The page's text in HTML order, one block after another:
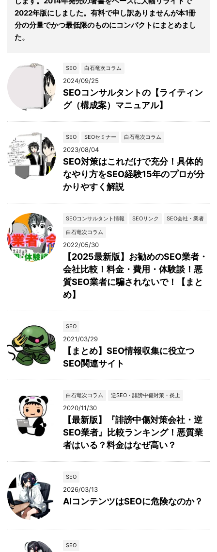
2022年版にしました。有料で申し訳ありませんが本1冊
分の分量でかつ最低限のものにコンパクトにまとめまし
た。
SEO 白石竜次コラム
2024/09/25
SEOコンサルタントの【ライティン
グ（構成案）マニュアル】
SEO SEOセミナー 白石竜次コラム
2023/08/04
SEO対策はこれだけで充分！具体的
なやり方をSEO経験15年のプロが分
かりやすく解説
SEOコンサルタント情報 SEOリンク
SEO会社・業者
白石竜次コラム
2022/05/30
【2025最新版】お勧めのSEO業者・
会社比較！料金・費用・体験談！悪
質SEO業者に騙されないで！【まと
め】
SEO
2021/03/29
【まとめ】SEO情報収集に役立つ
SEO関連サイト
白石竜次コラム 逆SEO・誹謗中傷対策・炎上
2020/11/30
【最新版】『誹謗中傷対策会社・逆
SEO業者』比較ランキング！悪質業
者はいる？料金はなぜ高い？
SEO
2026/03/13
AIコンテンツはSEOに危険なのか？
SEO